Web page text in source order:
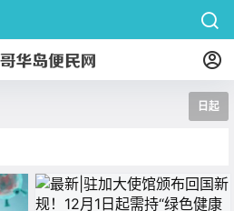
日起